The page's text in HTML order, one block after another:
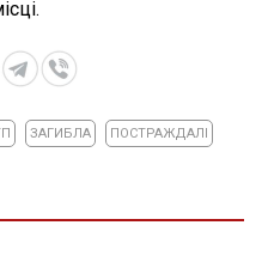
ЗАГИБЛА ПОСТРАЖДАЛІ